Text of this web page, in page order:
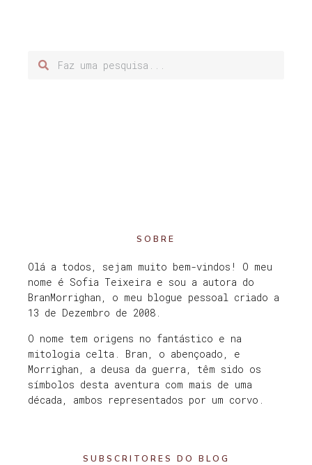
SOBRE
Olá a todos, sejam muito bem-vindos! O meu
nome é Sofia Teixeira e sou a autora do
BranMorrighan, o meu blogue pessoal criado a
13 de Dezembro de 2008.
O nome tem origens no fantástico e na
mitologia celta. Bran, o abençoado, e
Morrighan, a deusa da guerra, têm sido os
símbolos desta aventura com mais de uma
década, ambos representados por um corvo.
SUBSCRITORES DO BLOG